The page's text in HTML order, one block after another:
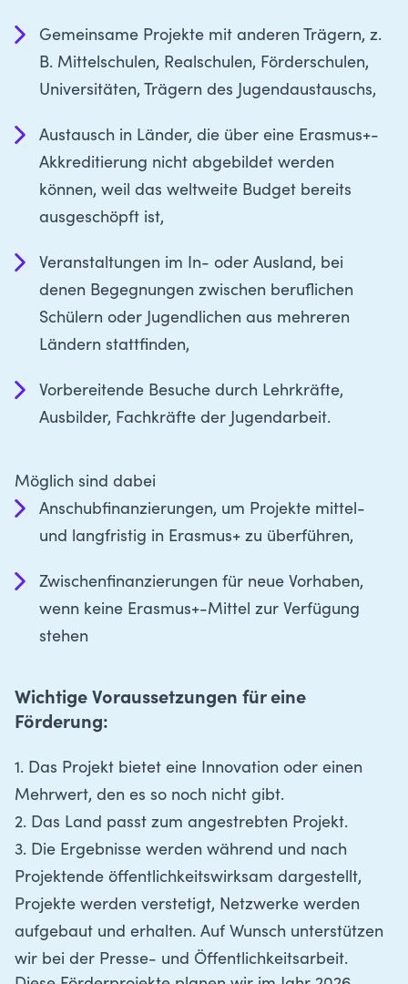
Gemeinsame Projekte mit anderen Trägern, z.
B. Mittelschulen, Realschulen, Förderschulen,
Universitäten, Trägern des Jugendaustauschs,
Austausch in Länder, die über eine Erasmus+-
Akkreditierung nicht abgebildet werden
können, weil das weltweite Budget bereits
ausgeschöpft ist,
Veranstaltungen im In- oder Ausland, bei
denen Begegnungen zwischen beruflichen
Schülern oder Jugendlichen aus mehreren
Ländern stattfinden,
Vorbereitende Besuche durch Lehrkräfte,
Ausbilder, Fachkräfte der Jugendarbeit.
Möglich sind dabei
Anschubfinanzierungen, um Projekte mittel-
und langfristig in Erasmus+ zu überführen,
Zwischenfinanzierungen für neue Vorhaben,
wenn keine Erasmus+-Mittel zur Verfügung
stehen
Wichtige Voraussetzungen für eine
Förderung:
1. Das Projekt bietet eine Innovation oder einen
Mehrwert, den es so noch nicht gibt.
2. Das Land passt zum angestrebten Projekt.
3. Die Ergebnisse werden während und nach
Projektende öffentlichkeitswirksam dargestellt,
Projekte werden verstetigt, Netzwerke werden
aufgebaut und erhalten. Auf Wunsch unterstützen
wir bei der Presse- und Öffentlichkeitsarbeit.